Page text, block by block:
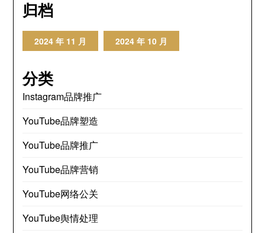
归档
2024 年 11 月 2024 年 10 月
分类
Instagram品牌推广
YouTube品牌塑造
YouTube品牌推广
YouTube品牌营销
YouTube网络公关
YouTube舆情处理